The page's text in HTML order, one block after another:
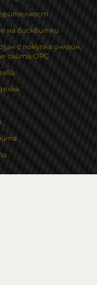
на бисквитки
с покупка онлайн,
сайта ОРС